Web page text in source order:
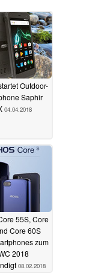
Outdoor-
Saphir
04.04.2018
55S, Core
Core 60S
zum
2018
08.02.2018